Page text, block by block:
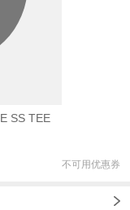
SS TEE
不可用优惠券